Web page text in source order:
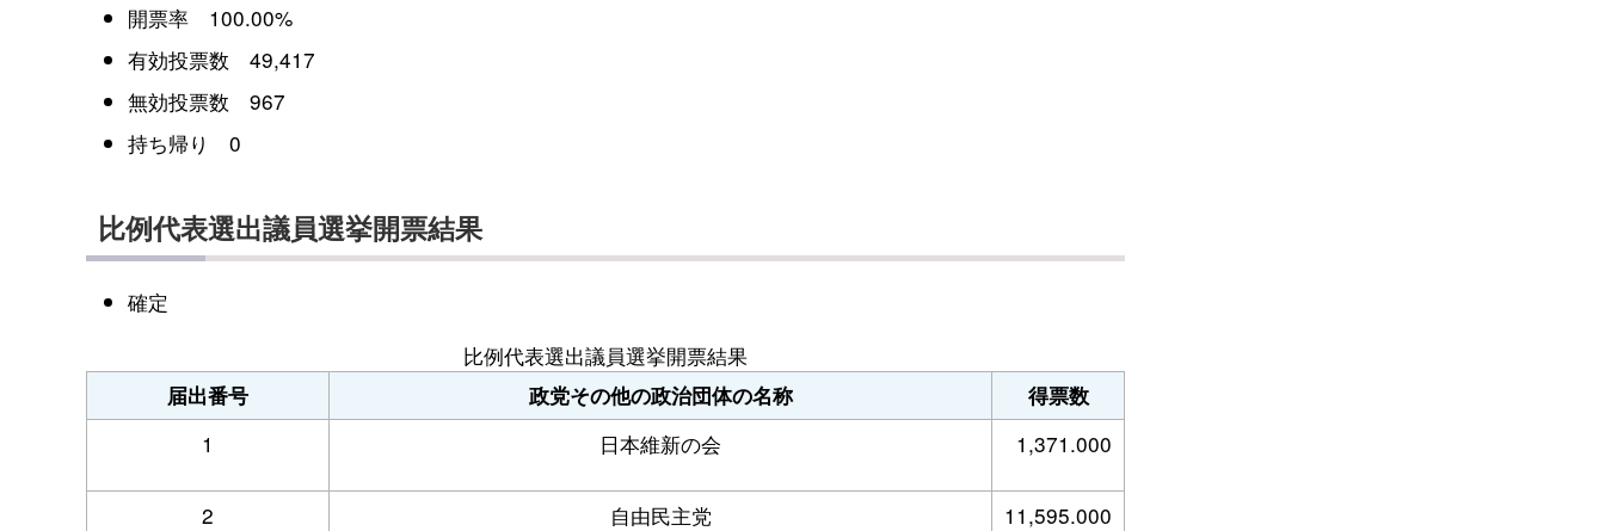
開票率 100.00%
有効投票数 49,417
無効投票数 967
持ち帰り 0
比例代表選出議員選挙開票結果
確定
比例代表選出議員選挙開票結果
届出番号 政党その他の政治団体の名称 得票数
1 日本維新の会 1,371.000
2 自由民主党 11,595.000